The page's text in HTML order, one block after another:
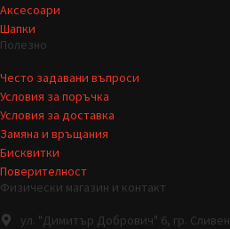
Аксесоари
Шапки
Полезно
Често задавани въпроси
Условия за поръчка
Условия за доставка
Замяна и връщания
Бисквитки
Поверителност
Физически магазин и контакт
ул. "Димитър Добрович" 6, гр. Сливен